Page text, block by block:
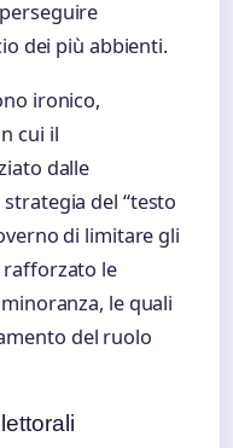
dei più abbienti.
ironico,
cui il
dalle
del “testo
di limitare gli
rafforzato le
le quali
del ruolo